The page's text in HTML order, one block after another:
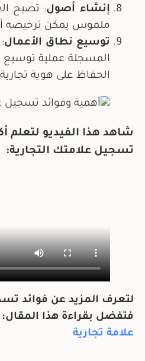
إنشاء أصول: تصبح
ملموس يمكن ترخيصه أو
توسيع نطاق الأعمال
المسجلة عملية توسيع
الحفاظ على هوية
شاهد هذا الفيديو لتعلم
تسجيل علامتك التجارية:
لتعرف المزيد عن فوائد
فتفضل بقراءة هذا المقال:
علامة تجارية